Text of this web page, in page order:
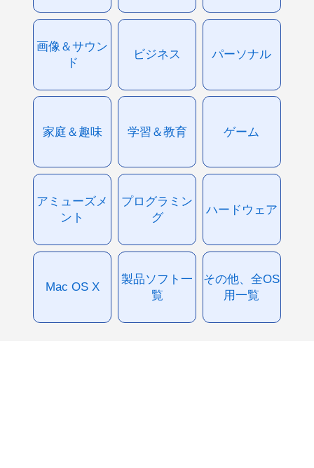
画像＆サウン
ド
ビジネス パーソナル
家庭＆趣味 学習＆教育 ゲーム
アミューズメ
ント
プログラミン
グ
ハードウェア
Mac OS X
製品ソフト一
覧
その他、全OS
用一覧